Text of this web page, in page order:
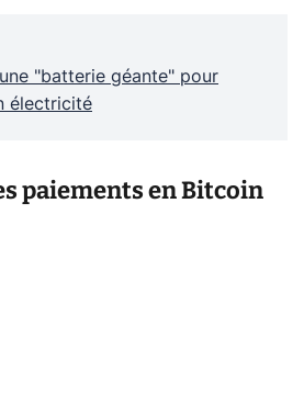
"batterie géante" pour
électricité
paiements en Bitcoin